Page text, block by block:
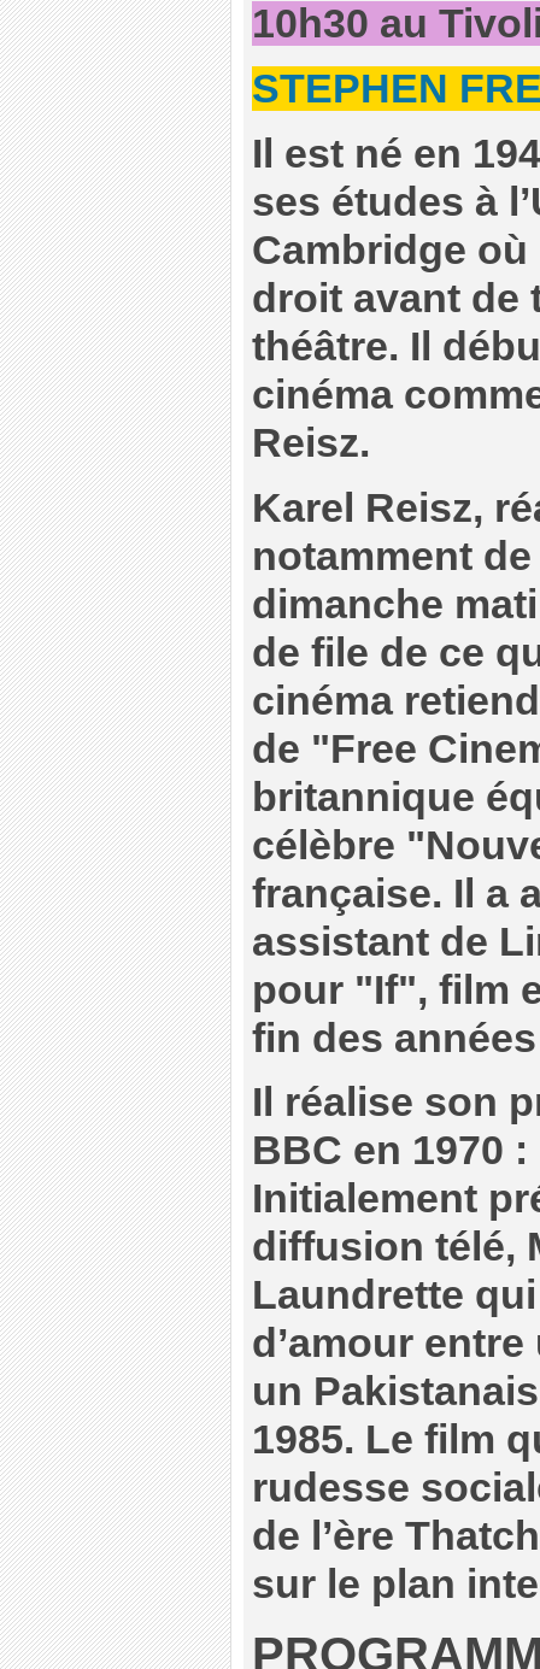
10h30 au
STEPHEN
Il est né en
ses études à
Cambridge
droit avant de
théâtre. Il
cinéma
Reisz.
Karel Reisz,
notamment
dimanche
de file de ce
cinéma
de "Free
britannique
célèbre
française. Il a
assistant de
pour "If", film
fin des
Il réalise son
BBC en 1970
Initialement
diffusion télé,
Laundrette
d’amour
un
1985. Le film
rudesse
de l’ère
sur le plan